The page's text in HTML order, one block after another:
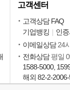
고객센터
고객상담 FAQ
기업뱅킹
인
이메일상담 24
전화상담평일
1588-5000,
해외 82-2-